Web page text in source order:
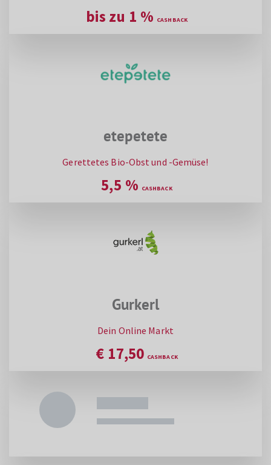
bis zu 1 %
etepetete
Gerettetes Bio-Obst und -Gemüse!
5,5 %
Gurkerl
Dein Online Markt
€ 17,50